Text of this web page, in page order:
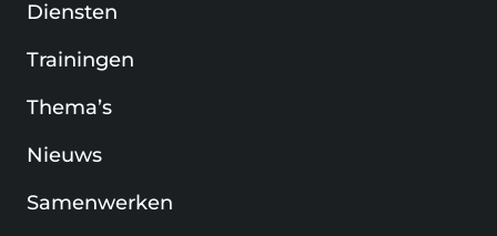
Diensten
Trainingen
Thema’s
Nieuws
Samenwerken